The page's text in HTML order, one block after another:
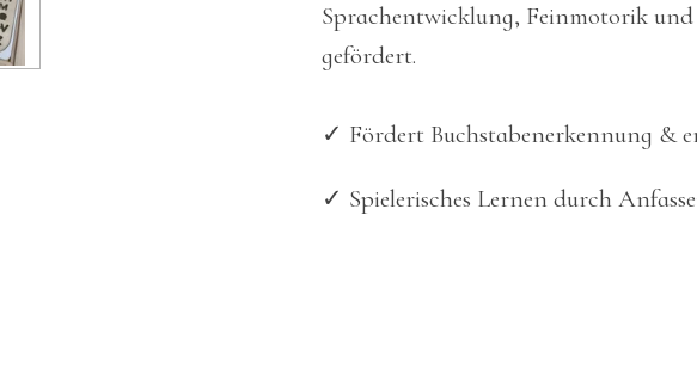
Sprachentwicklung, Feinmotorik
gefördert.
✓ Fördert Buchstabenerkennung &
✓ Spielerisches Lernen durch